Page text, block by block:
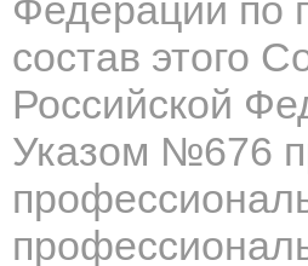
Федерации по
состав этого
Российской
Указом №676